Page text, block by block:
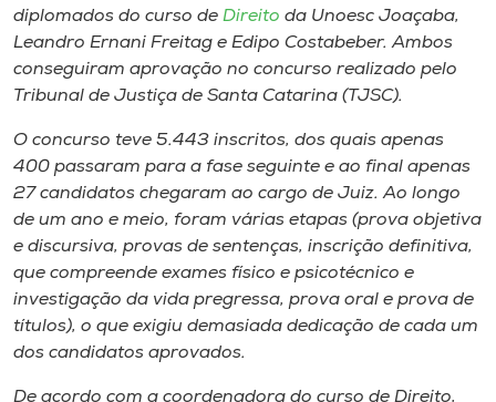
A+
A-
diplomados do curso de Direito da Unoesc Joaçaba,
Leandro Ernani Freitag e Edipo Costabeber. Ambos
conseguiram aprovação no concurso realizado pelo
Tribunal de Justiça de Santa Catarina (TJSC).
O concurso teve 5.443 inscritos, dos quais apenas
400 passaram para a fase seguinte e ao final apenas
27 candidatos chegaram ao cargo de Juiz. Ao longo
de um ano e meio, foram várias etapas (prova objetiva
e discursiva, provas de sentenças, inscrição definitiva,
que compreende exames físico e psicotécnico e
investigação da vida pregressa, prova oral e prova de
títulos), o que exigiu demasiada dedicação de cada um
dos candidatos aprovados.
De acordo com a coordenadora do curso de Direito,